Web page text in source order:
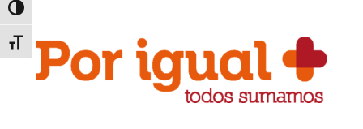
Alternar alto contraste
Alternar tamaño de letra